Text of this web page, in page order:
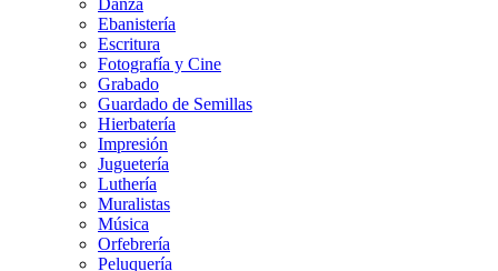
Ebanistería
Escritura
Fotografía y Cine
Grabado
Guardado de Semillas
Hierbatería
Impresión
Juguetería
Luthería
Muralistas
Música
Orfebrería
Peluquería